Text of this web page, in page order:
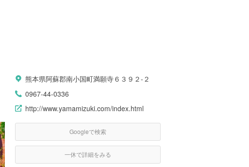
熊本県阿蘇郡南小国町満願寺６３９２-２
0967-44-0336
http://www.yamamizuki.com/index.html
Googleで検索
一休で詳細をみる